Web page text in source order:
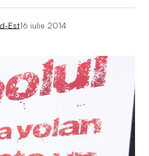
Est16 iulie 2014